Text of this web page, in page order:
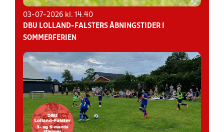
03-07-2026 kl. 14.40
DBU LOLLAND-FALSTERS ÅBNINGSTIDER I
SOMMERFERIEN